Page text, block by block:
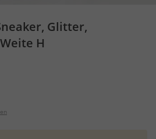
Glitter,
H